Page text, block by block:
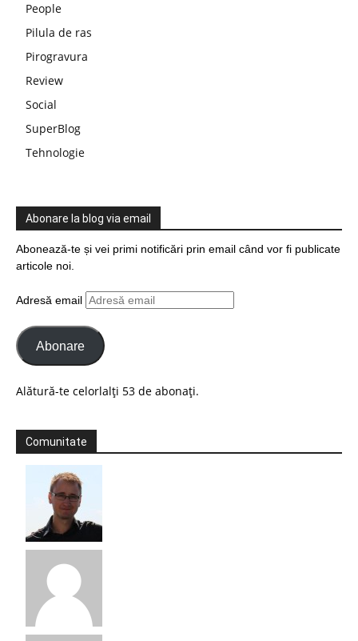
People
Pilula de ras
Pirogravura
Review
Social
SuperBlog
Tehnologie
Abonare la blog via email
Abonează-te și vei primi notificări prin email când vor fi publicate
articole noi.
Adresă email
Abonare
Alătură-te celorlalți 53 de abonați.
Comunitate